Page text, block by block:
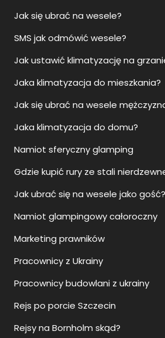
Jak się ubrać na wesele?
SMS jak odmówić wesele?
Jak ustawić klimatyzację na
Jaka klimatyzacja do mieszkania?
Jak się ubrać na wesele
Jaka klimatyzacja do domu?
Namiot sferyczny glamping
Gdzie kupić rury ze stali
Jak ubrać się na wesele jako gość?
Namiot glampingowy całoroczny
Marketing prawników
Pracownicy z Ukrainy
Pracownicy budowlani z ukrainy
Rejs po porcie Szczecin
Rejsy na Bornholm skąd?